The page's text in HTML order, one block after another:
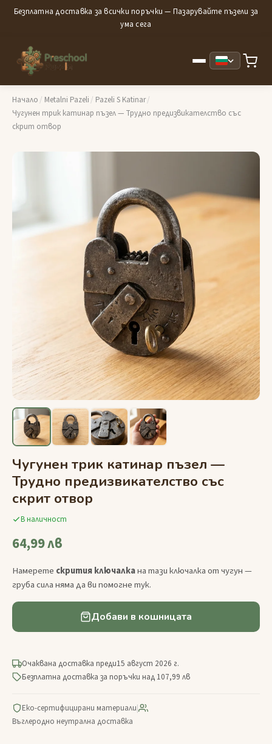
Безплатна доставка за всички поръчки — Пазарувайте пъзели за
ума сега
Начало / Metalni Pazeli / Pazeli S Katinar/
Чугунен трик катинар пъзел — Трудно предизвикателство със
скрит отвор
Чугунен трик катинар пъзел —
Трудно предизвикателство със
скрит отвор
В наличност
64,99 лв
Намерете скрития ключалкана тази ключалка от чугун —
груба сила няма да ви помогне тук.
Добави в кошницата
Очаквана доставка преди15 август 2026 г.
Безплатна доставка за поръчки над 107,99 лв
Еко-сертифицирани материали|
Въглеродно неутрална доставка